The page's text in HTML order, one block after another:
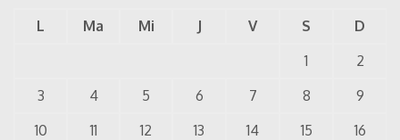
L Ma Mi J V S
D
1
2
3
4 5 6 7 8
9
10
11 12 13 14 15
16